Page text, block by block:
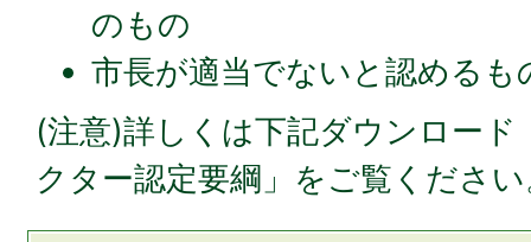
のもの
市長が適当でないと認めるも
(注意)詳しくは下記ダウンロード
クター認定要綱」をご覧くださ